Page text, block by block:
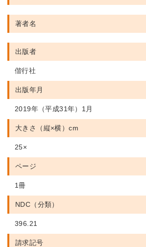
著者名
出版者
偕行社
出版年月
2019年（平成31年）1月
大きさ（縦×横）cm
25×
ページ
1冊
NDC（分類）
396.21
請求記号